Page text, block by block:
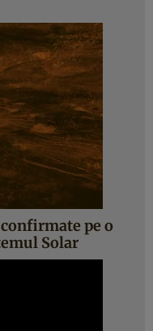
pe o
Solar